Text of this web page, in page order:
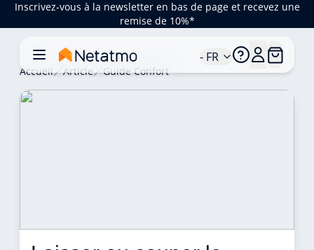
Inscrivez-vous à la newsletter en bas de page et recevez une
remise de 10%*
- FR
Accueil Article Guide Confort